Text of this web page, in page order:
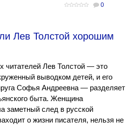
0
Лев Толстой хорошим
читателей Лев Толстой — это
выводком детей, и его
Софья Андреевна — разделяет
быта. Женщина
заметный след в русской
о жизни писателя, нельзя не